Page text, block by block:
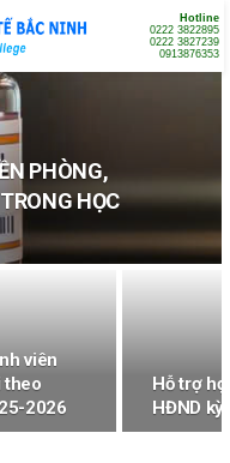
Hotline
0222 3822895
0222 3827239
0913876353
PHÒNG,
HỌC
viên
theo
2026
Hỗ trợ
HĐND